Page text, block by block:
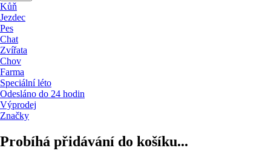
Kůň
Jezdec
Pes
Chat
Zvířata
Chov
Farma
Speciální léto
Odesláno do 24 hodin
Výprodej
Značky
Probíhá přidávání do košíku...